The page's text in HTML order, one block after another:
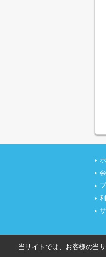
当サイトでは、お客様の当